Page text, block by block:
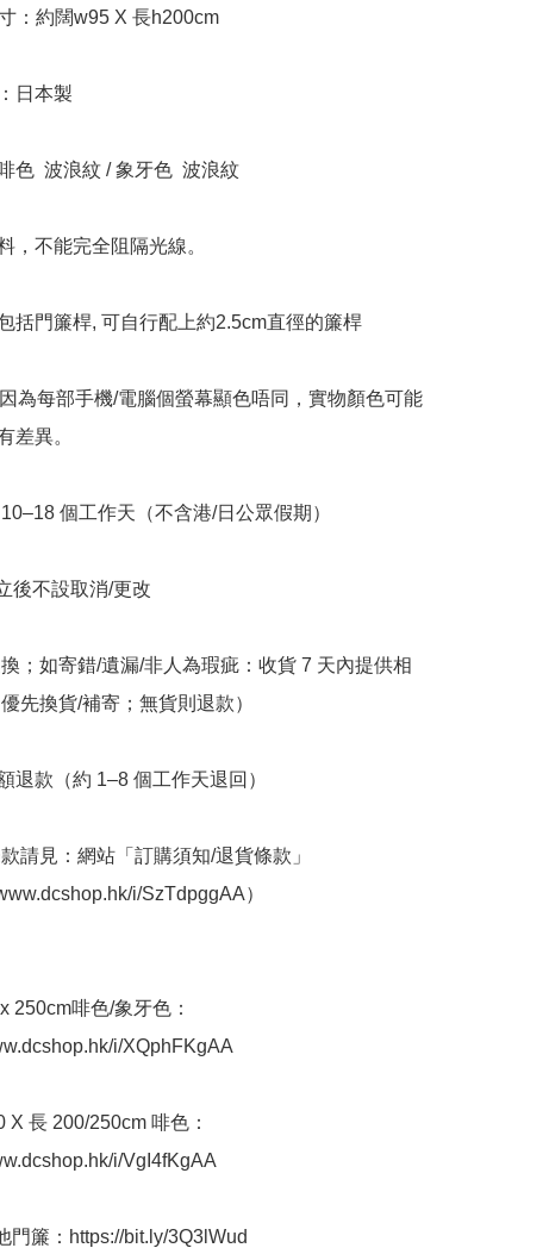
：約闊w95 X 長h200cm
日本製
色  波浪紋 / 象牙色  波浪紋
，不能完全阻隔光線。
括門簾桿, 可自行配上約2.5cm直徑的簾桿
為每部手機/電腦個螢幕顯色唔同，實物顏色可能
差異。
10–18 個工作天（不含港/日公眾假期）
後不設取消/更改
；如寄錯/遺漏/非人為瑕疵：收貨 7 天內提供相
先換貨/補寄；無貨則退款）
退款（約 1–8 個工作天退回）
請見：網站「訂購須知/退貨條款」
i/SzTdpggAA）
250cm啡色/象牙色：
i/XQphFKgAA
X 長 200/250cm 啡色：
i/VgI4fKgAA
門簾：https://bit.ly/3Q3lWud